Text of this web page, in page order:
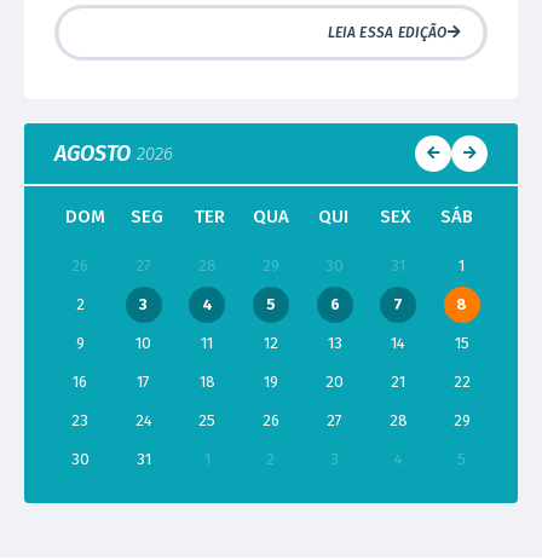
AGOSTO 2026
DOM SEG TER QUA QUI SEX SÁB
26 27 28 29 30 31 1
2 3 4 5 6 7 8
9 10 11 12 13 14 15
16 17 18 19 20 21 22
23 24 25 26 27 28 29
30 31 1 2 3 4 5
LEIA ESSA EDIÇÃO